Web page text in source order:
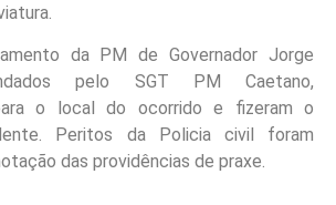
da PM de Governador Jorge
pelo SGT PM Caetano,
o local do ocorrido e fizeram o
Peritos da Policia civil foram
das providências de praxe.